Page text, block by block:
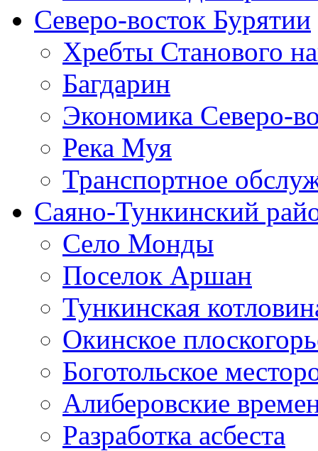
Северо-восток Бурятии
Хребты Станового
Багдарин
Экономика Северо-
Река Муя
Транспортное
Саяно-Тункинский
Село Монды
Поселок Аршан
Тункинская
Окинское
Боготольское
Алиберовские
Разработка асбеста